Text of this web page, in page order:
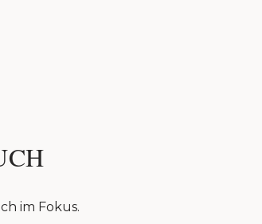
im Fokus.